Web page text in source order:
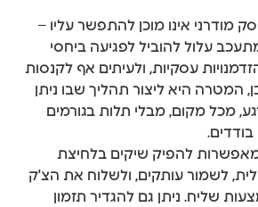
מודרני אינו מוכן להתפשר עליו –
עלול להוביל לפגיעה ביחסי
עסקיות, ולעיתים אף לקנסות
המטרה היא ליצור תהליך שבו ניתן
מכל מקום, מבלי תלות בגורמים
בודדים.
להפיק שיקים בלחיצת
לשמור עותקים, ולשלוח את הצ'ק
שליח. ניתן גם להגדיר תזמון